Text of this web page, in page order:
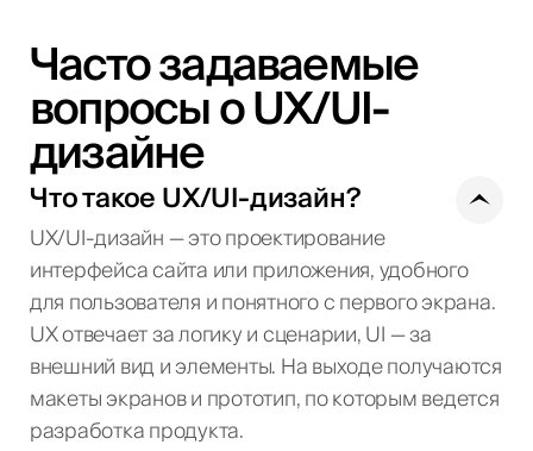
Часто задаваемые
вопросы о UX/UI-
дизайне
Что такое UX/UI-дизайн?
UX/UI-дизайн — это проектирование
интерфейса сайта или приложения, удобного
для пользователя и понятного с первого экрана.
UX отвечает за логику и сценарии, UI — за
внешний вид и элементы. На выходе получаются
макеты экранов и прототип, по которым ведется
разработка продукта.